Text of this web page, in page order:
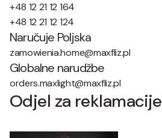
+48 12 21 12 164
+48 12 21 12 124
Naručuje Poljska
zamowienia.home@maxfliz.pl
Globalne narudžbe
orders.maxlight@maxfliz.pl
Odjel za reklamacije